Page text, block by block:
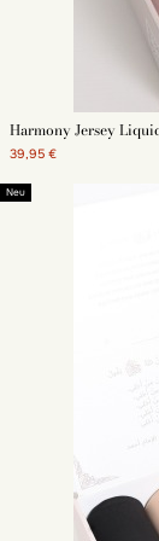
ist ein
übergezogen
wie eine Mütze. Er
kurzem zum
in Form eines
wohlfühlt.
Hijab und
In den kühleren
oder Baumwolle
Hijab in Schwarz
für Stoffe mit
Hijab hidschab
Unser Bestand an
Harmony Jersey
39,95 €
Neu